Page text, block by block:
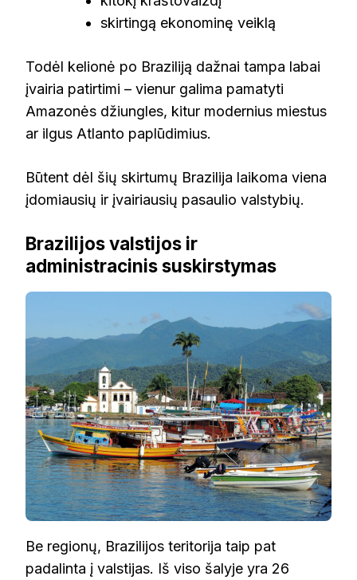
skirtingą ekonominę veiklą
Todėl kelionė po Braziliją dažnai tampa labai
įvairia patirtimi – vienur galima pamatyti
Amazonės džiungles, kitur modernius miestus
ar ilgus Atlanto paplūdimius.
Būtent dėl šių skirtumų Brazilija laikoma viena
įdomiausių ir įvairiausių pasaulio valstybių.
Brazilijos valstijos ir
administracinis suskirstymas
Be regionų, Brazilijos teritorija taip pat
padalinta į valstijas. Iš viso šalyje yra 26